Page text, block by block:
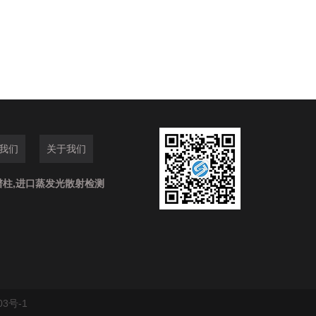
们 关于我们
柱,进口蒸发光散射检测
号-1